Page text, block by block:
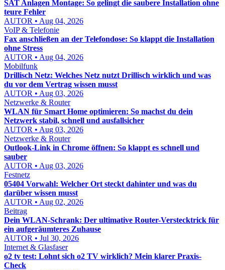
SAT Anlagen Montage: So gelingt die saubere Installation ohne
teure Fehler
AUTOR • Aug 04, 2026
VoIP & Telefonie
Fax anschließen an der Telefondose: So klappt die Installation
ohne Stress
AUTOR • Aug 04, 2026
Mobilfunk
Drillisch Netz: Welches Netz nutzt Drillisch wirklich und was
du vor dem Vertrag wissen musst
AUTOR • Aug 03, 2026
Netzwerke & Router
WLAN für Smart Home optimieren: So machst du dein
Netzwerk stabil, schnell und ausfallsicher
AUTOR • Aug 03, 2026
Netzwerke & Router
Outlook-Link in Chrome öffnen: So klappt es schnell und
sauber
AUTOR • Aug 03, 2026
Festnetz
05404 Vorwahl: Welcher Ort steckt dahinter und was du
darüber wissen musst
AUTOR • Aug 02, 2026
Beitrag
Dein WLAN-Schrank: Der ultimative Router-Verstecktrick für
ein aufgeräumteres Zuhause
AUTOR • Jul 30, 2026
Internet & Glasfaser
o2 tv test: Lohnt sich o2 TV wirklich? Mein klarer Praxis-
Check